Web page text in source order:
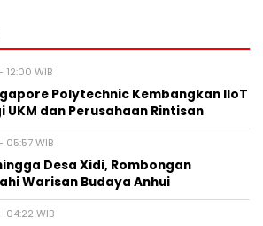
WIB
Polytechnic Kembangkan IIoT
dan Perusahaan Rintisan
05:57 WIB
Desa Xidi, Rombongan
Warisan Budaya Anhui
04:22 WIB